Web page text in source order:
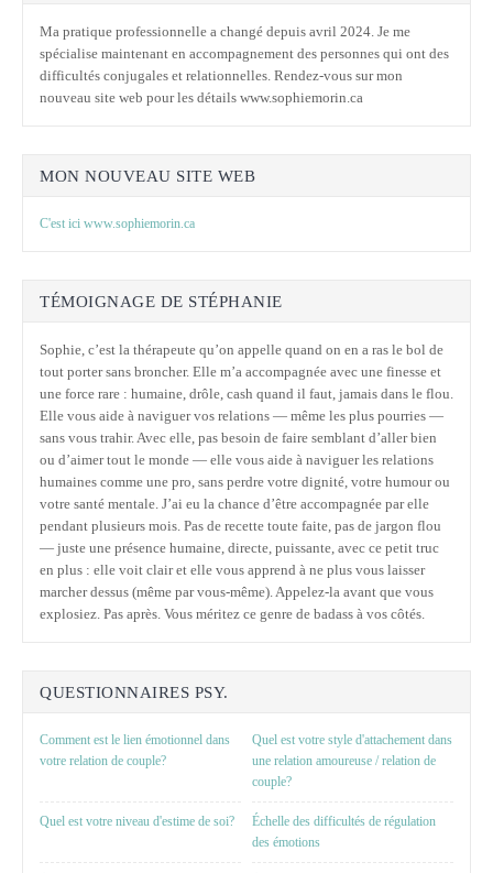
Ma pratique professionnelle a changé depuis avril 2024. Je me
spécialise maintenant en accompagnement des personnes qui ont des
difficultés conjugales et relationnelles. Rendez-vous sur mon
nouveau site web pour les détails www.sophiemorin.ca
MON NOUVEAU SITE WEB
C'est ici www.sophiemorin.ca
TÉMOIGNAGE DE STÉPHANIE
Sophie, c’est la thérapeute qu’on appelle quand on en a ras le bol de
tout porter sans broncher. Elle m’a accompagnée avec une finesse et
une force rare : humaine, drôle, cash quand il faut, jamais dans le flou.
Elle vous aide à naviguer vos relations — même les plus pourries —
sans vous trahir. Avec elle, pas besoin de faire semblant d’aller bien
ou d’aimer tout le monde — elle vous aide à naviguer les relations
humaines comme une pro, sans perdre votre dignité, votre humour ou
votre santé mentale. J’ai eu la chance d’être accompagnée par elle
pendant plusieurs mois. Pas de recette toute faite, pas de jargon flou
— juste une présence humaine, directe, puissante, avec ce petit truc
en plus : elle voit clair et elle vous apprend à ne plus vous laisser
marcher dessus (même par vous-même). Appelez-la avant que vous
explosiez. Pas après. Vous méritez ce genre de badass à vos côtés.
QUESTIONNAIRES PSY.
Comment est le lien émotionnel dans
votre relation de couple?
Quel est votre style d'attachement dans
une relation amoureuse / relation de
couple?
Quel est votre niveau d'estime de soi?
Échelle des difficultés de régulation
des émotions